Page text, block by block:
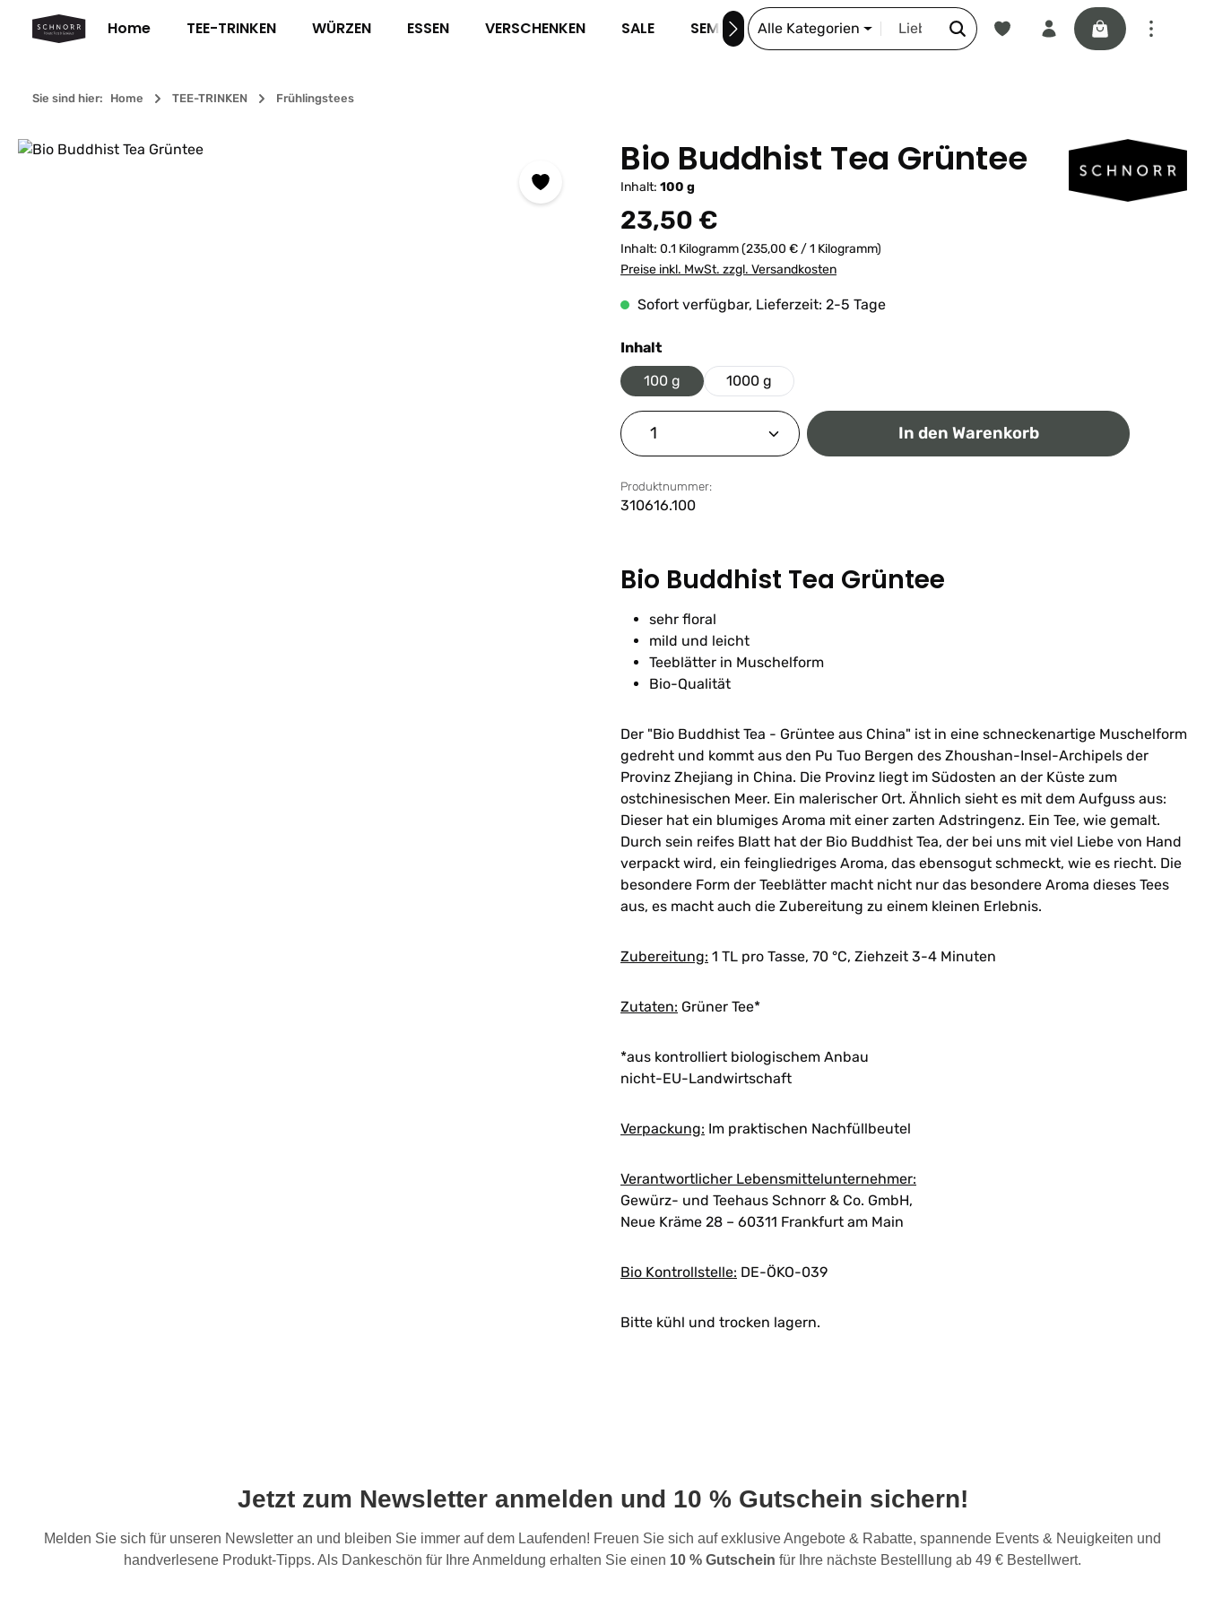
Hauptinhalt springen
Zur Suche springen
Zur Hauptnavigation springen
Home TEE-TRINKEN WÜRZEN ESSEN VERSCHENKEN SALE SEMINARE DIE SCHNORR-STORY
Alle Kategorien
Du hast 0 Produkte auf dem
Warenkorb
Sie sind hier: Home TEE-TRINKEN Frühlingstees
Bildergalerie überspringen Bio Buddhist Tea Grüntee
Inhalt: 100 g
Regulärer Preis:
23,50 €
Inhalt: 0.1 Kilogramm(235,00 € / 1 Kilogramm)
Preise inkl. MwSt. zzgl. Versandkosten
Sofort verfügbar, Lieferzeit: 2-5 Tage
Inhaltauswählen
100 g
1000 g
Produkt Anzahl: Gib den gewünschten Wert ein oder
In den Warenkorb
Produktnummer:
310616.100
Bio Buddhist Tea Grüntee
sehr floral
mild und leicht
Teeblätter in Muschelform
Bio-Qualität
Der "Bio Buddhist Tea - Grüntee aus China" ist in eine schneckenartige Muschelform
gedreht und kommt aus den Pu Tuo Bergen des Zhoushan-Insel-Archipels der
Provinz Zhejiang in China. Die Provinz liegt im Südosten an der Küste zum
ostchinesischen Meer. Ein malerischer Ort. Ähnlich sieht es mit dem Aufguss aus:
Dieser hat ein blumiges Aroma mit einer zarten Adstringenz. Ein Tee, wie gemalt.
Durch sein reifes Blatt hat der Bio Buddhist Tea, der bei uns mit viel Liebe von Hand
verpackt wird, ein feingliedriges Aroma, das ebensogut schmeckt, wie es riecht. Die
besondere Form der Teeblätter macht nicht nur das besondere Aroma dieses Tees
aus, es macht auch die Zubereitung zu einem kleinen Erlebnis.
Zubereitung: 1 TL pro Tasse, 70 °C, Ziehzeit 3-4 Minuten
Zutaten: Grüner Tee*
*aus kontrolliert biologischem Anbau
nicht-EU-Landwirtschaft
Verpackung: Im praktischen Nachfüllbeutel
Verantwortlicher Lebensmittelunternehmer:
Gewürz- und Teehaus Schnorr & Co. GmbH,
Neue Kräme 28 – 60311 Frankfurt am Main
Bio Kontrollstelle: DE-ÖKO-039
Bitte kühl und trocken lagern.
Jetzt zum Newsletter anmelden und 10 % Gutschein sichern!
Melden Sie sich für unseren Newsletter an und bleiben Sie immer auf dem Laufenden! Freuen Sie sich auf exklusive Angebote & Rabatte, spannende Events & Neuigkeiten und
handverlesene Produkt-Tipps. Als Dankeschön für Ihre Anmeldung erhalten Sie einen 10 % Gutschein für Ihre nächste Bestelllung ab 49 € Bestellwert.